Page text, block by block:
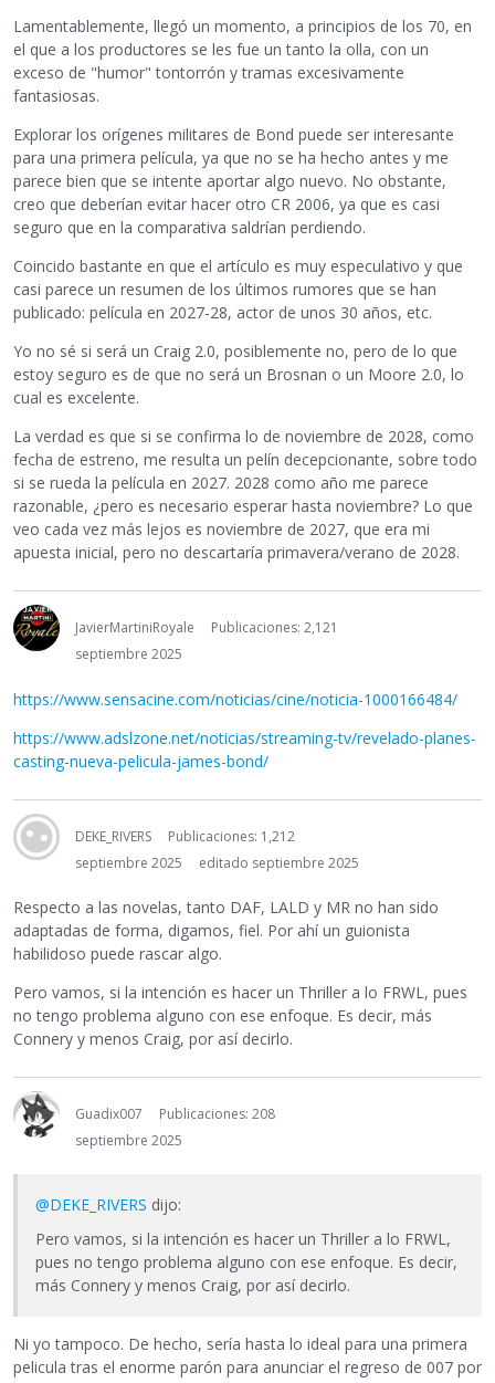
Lamentablemente, llegó un momento, a principios de los 70, en
el que a los productores se les fue un tanto la olla, con un
exceso de "humor" tontorrón y tramas excesivamente
fantasiosas.
Explorar los orígenes militares de Bond puede ser interesante
para una primera película, ya que no se ha hecho antes y me
parece bien que se intente aportar algo nuevo. No obstante,
creo que deberían evitar hacer otro CR 2006, ya que es casi
seguro que en la comparativa saldrían perdiendo.
Coincido bastante en que el artículo es muy especulativo y que
casi parece un resumen de los últimos rumores que se han
publicado: película en 2027-28, actor de unos 30 años, etc.
Yo no sé si será un Craig 2.0, posiblemente no, pero de lo que
estoy seguro es de que no será un Brosnan o un Moore 2.0, lo
cual es excelente.
La verdad es que si se confirma lo de noviembre de 2028, como
fecha de estreno, me resulta un pelín decepcionante, sobre todo
si se rueda la película en 2027. 2028 como año me parece
razonable, ¿pero es necesario esperar hasta noviembre? Lo que
veo cada vez más lejos es noviembre de 2027, que era mi
apuesta inicial, pero no descartaría primavera/verano de 2028.
JavierMartiniRoyale
Publicaciones: 2,121
septiembre 2025
https://www.sensacine.com/noticias/cine/noticia-1000166484/
https://www.adslzone.net/noticias/streaming-tv/revelado-planes-
casting-nueva-pelicula-james-bond/
DEKE_RIVERS
Publicaciones: 1,212
septiembre 2025
editado septiembre 2025
Respecto a las novelas, tanto DAF, LALD y MR no han sido
adaptadas de forma, digamos, fiel. Por ahí un guionista
habilidoso puede rascar algo.
Pero vamos, si la intención es hacer un Thriller a lo FRWL, pues
no tengo problema alguno con ese enfoque. Es decir, más
Connery y menos Craig, por así decirlo.
Guadix007
Publicaciones: 208
septiembre 2025
@DEKE_RIVERS dijo:
Pero vamos, si la intención es hacer un Thriller a lo FRWL,
pues no tengo problema alguno con ese enfoque. Es decir,
más Connery y menos Craig, por así decirlo.
Ni yo tampoco. De hecho, sería hasta lo ideal para una primera
pelicula tras el enorme parón para anunciar el regreso de 007 por